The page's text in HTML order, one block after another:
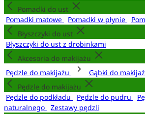
Pomadki do ust
Pomadki matowe
Pomadki w płynie
Błyszczyki do ust
Błyszczyki do ust z drobinkami
Akcesoria do makijażu
Pędzle do makijażu
Gąbki do
Pędzle do makijażu
Pędzle do podkładu
Pędzle do pudru
naturalnego
Zestawy pędzli